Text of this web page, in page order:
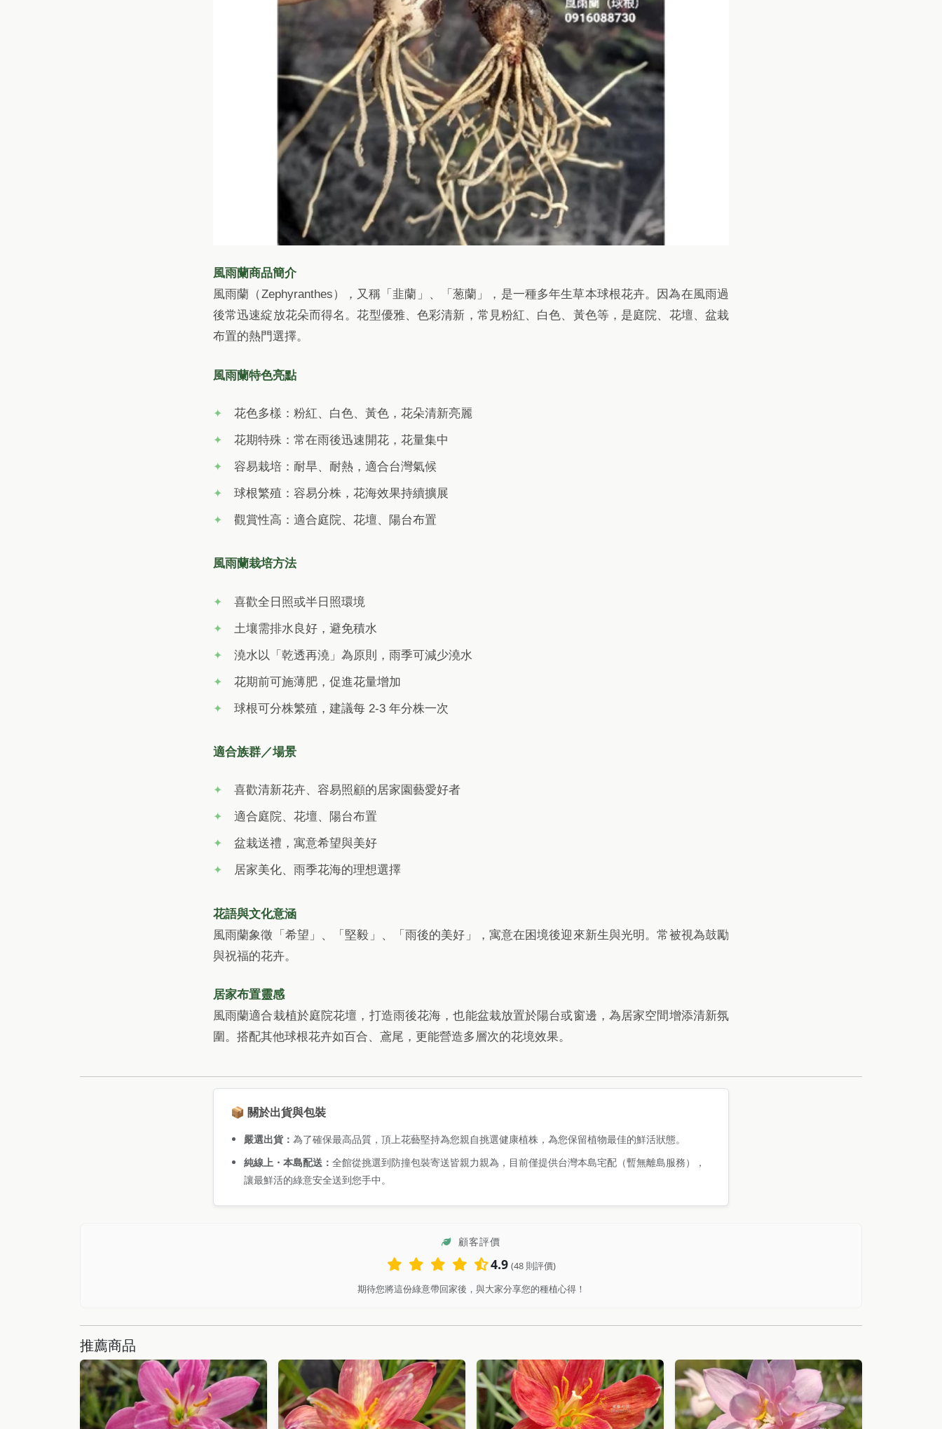
風雨蘭商品簡介
風雨蘭（Zephyranthes），又稱「韭蘭」、「葱蘭」，是一種多年生草本球根花卉。因為在風雨過
後常迅速綻放花朵而得名。花型優雅、色彩清新，常見粉紅、白色、黃色等，是庭院、花壇、盆栽
布置的熱門選擇。
風雨蘭特色亮點
花色多樣：粉紅、白色、黃色，花朵清新亮麗
花期特殊：常在雨後迅速開花，花量集中
容易栽培：耐旱、耐熱，適合台灣氣候
球根繁殖：容易分株，花海效果持續擴展
觀賞性高：適合庭院、花壇、陽台布置
風雨蘭栽培方法
喜歡全日照或半日照環境
土壤需排水良好，避免積水
澆水以「乾透再澆」為原則，雨季可減少澆水
花期前可施薄肥，促進花量增加
球根可分株繁殖，建議每 2-3 年分株一次
適合族群／場景
喜歡清新花卉、容易照顧的居家園藝愛好者
適合庭院、花壇、陽台布置
盆栽送禮，寓意希望與美好
居家美化、雨季花海的理想選擇
花語與文化意涵
風雨蘭象徵「希望」、「堅毅」、「雨後的美好」，寓意在困境後迎來新生與光明。常被視為鼓勵
與祝福的花卉。
居家布置靈感
風雨蘭適合栽植於庭院花壇，打造雨後花海，也能盆栽放置於陽台或窗邊，為居家空間增添清新氛
圍。搭配其他球根花卉如百合、鳶尾，更能營造多層次的花境效果。
📦 關於出貨與包裝
嚴選出貨：為了確保最高品質，頂上花藝堅持為您親自挑選健康植株，為您保留植物最佳的鮮活狀態。
純線上・本島配送：全館從挑選到防撞包裝寄送皆親力親為，目前僅提供台灣本島宅配（暫無離島服務），
讓最鮮活的綠意安全送到您手中。
顧客評價
4.9 (48 則評價)
期待您將這份綠意帶回家後，與大家分享您的種植心得！
推薦商品